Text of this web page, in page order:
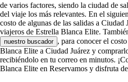
de varios factores, siendo la ciudad de
del viaje los más relevantes. En el
costo de algunas de las salidas a Ciudad
viajeros de Estrella Blanca Elite.
nuestro buscador , para conocer el
Blanca Elite a Ciudad Juárez y
recibiéndolo en tu correo en minutos.
Blanca Elite en Reservamos y disfruta